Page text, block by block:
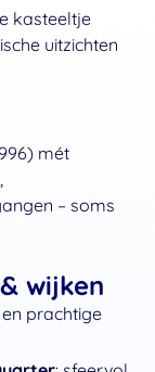
kasteeltje
uitzichten
mét
– soms
wijken
prachtige